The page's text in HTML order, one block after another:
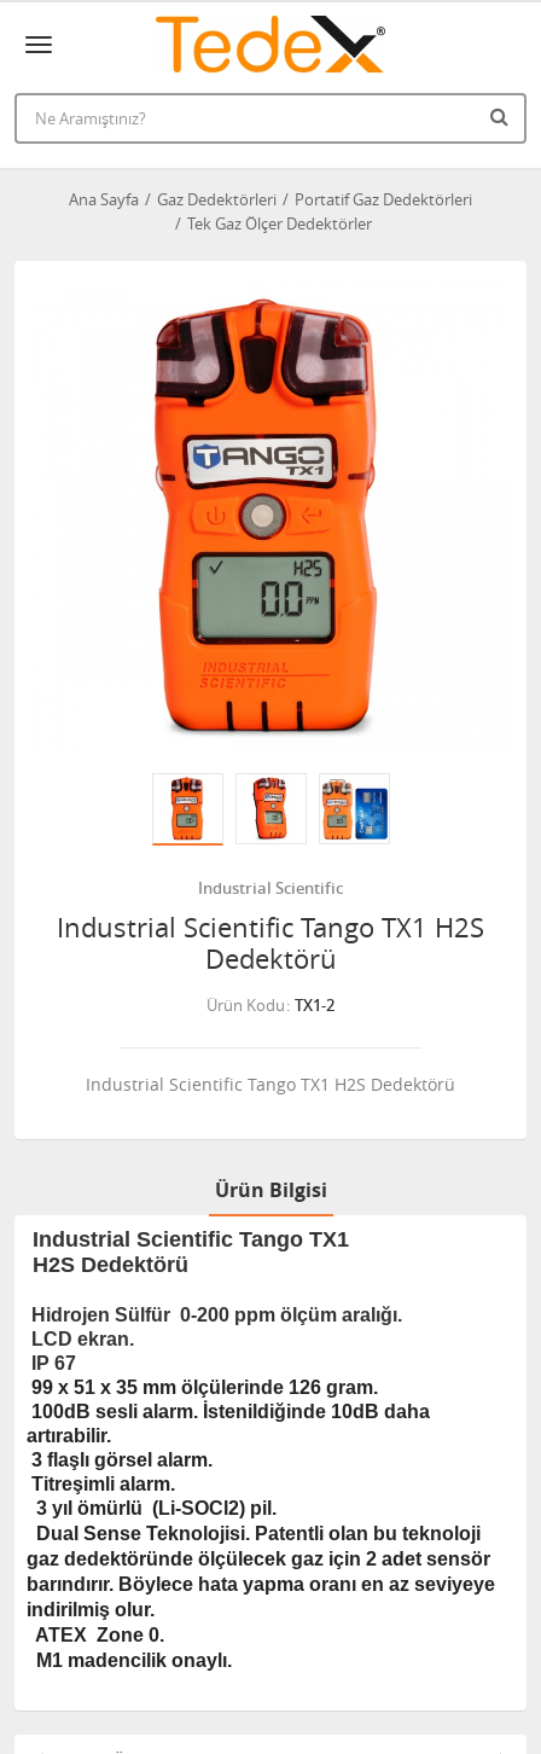
Ana Sayfa Gaz Dedektörleri
Portatif Gaz Dedektörleri
Tek Gaz Ölçer Dedektörler
Industrial Scientific
Industrial Scientific Tango TX1 H2S
Dedektörü
Ürün Kodu TX1-2
Industrial Scientific Tango TX1 H2S Dedektörü
Ürün Bilgisi
Industrial Scientific Tango TX1
H2S Dedektörü
Hidrojen Sülfür 0-200 ppm ölçüm aralığı.
LCD ekran.
IP 67
99 x 51 x 35 mm ölçülerinde 126 gram.
100dB sesli alarm. İstenildiğinde 10dB daha
artırabilir.
3 flaşlı görsel alarm.
Titreşimli alarm.
3 yıl ömürl ü (Li-SOCl2) pil.
Dual Sense Teknolojisi. Patentli olan bu teknoloji
gaz dedektöründe ölçülecek gaz için 2 adet sensör
barındırır. Böylece hata yapma oranı en az seviyeye
indirilmiş olur.
ATEX Zone 0.
M1 madencilik onaylı.